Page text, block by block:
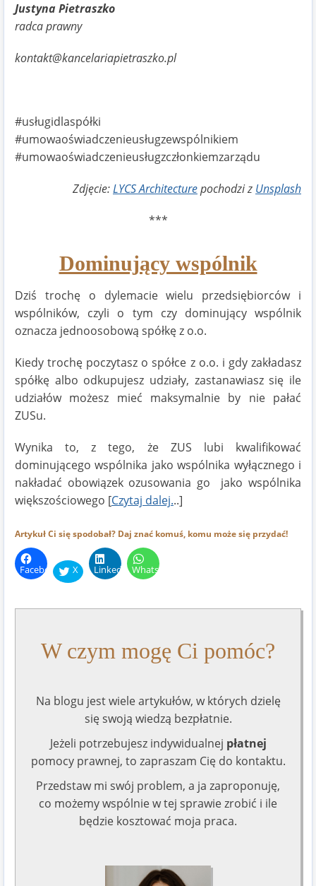
Justyna Pietraszko
radca prawny
kontakt@kancelariapietraszko.pl
#usługidlaspółki
#umowaoświadczenieusługzewspólnikiem
#umowaoświadczenieusługzczłonkiemzarządu
Zdjęcie:LYCS Architecturepochodzi z Unsplash
***
Dominujący wspólnik
Dziś trochę o dylemacie wielu przedsiębiorców i
wspólników, czyli o tym czy dominujący wspólnik
oznacza jednoosobową spółkę z o.o.
Kiedy trochę poczytasz o spółce z o.o. i gdy zakładasz
spółkę albo odkupujesz udziały, zastanawiasz się ile
udziałów możesz mieć maksymalnie by nie pałać
ZUSu.
Wynika to, z tego, że ZUS lubi kwalifikować
dominującego wspólnika jako wspólnika wyłącznego i
nakładać obowiązek ozusowania go jako wspólnika
większościowego [Czytaj dalej...]
Artykuł Ci się spodobał? Daj znać komuś, komu może się przydać!
Facebook X LinkedInWhatsApp
W czym mogę Ci pomóc?
Na blogu jest wiele artykułów, w których dzielę
się swoją wiedzą bezpłatnie.
Jeżeli potrzebujesz indywidualnej płatnej
pomocy prawnej, to zapraszam Cię do kontaktu.
Przedstaw mi swój problem, a ja zaproponuję,
co możemy wspólnie w tej sprawie zrobić i ile
będzie kosztować moja praca.